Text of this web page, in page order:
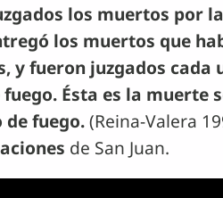
los muertos por
los muertos que
y fueron juzgados cada
Ésta es la muerte
de fuego.(Reina-Valera
de San Juan.